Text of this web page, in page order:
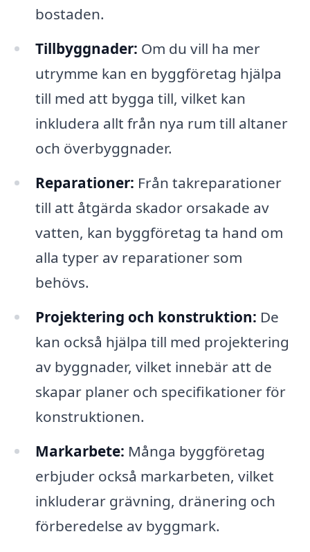
bostaden.
Tillbyggnader: Om du vill ha mer
utrymme kan en byggföretag hjälpa
till med att bygga till, vilket kan
inkludera allt från nya rum till altaner
och överbyggnader.
Reparationer: Från takreparationer
till att åtgärda skador orsakade av
vatten, kan byggföretag ta hand om
alla typer av reparationer som
behövs.
Projektering och konstruktion: De
kan också hjälpa till med projektering
av byggnader, vilket innebär att de
skapar planer och specifikationer för
konstruktionen.
Markarbete: Många byggföretag
erbjuder också markarbeten, vilket
inkluderar grävning, dränering och
förberedelse av byggmark.